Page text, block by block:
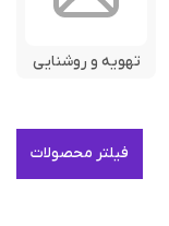
تهویه و روشنایی
فیلتر محصولات